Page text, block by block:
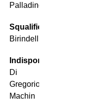
Palladino
Squalificati:
Birindelli
Indisponibili:
Di
Gregorio,
Machin